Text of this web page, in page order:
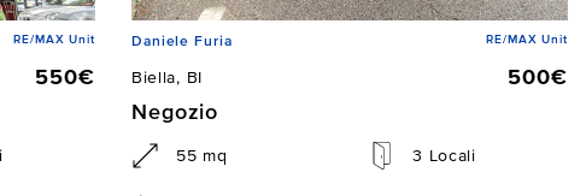
RE/MAX Unit
550€
Daniele Furia RE/MAX Unit
Biella, BI
500€
Negozio
55 mq 3 Locali